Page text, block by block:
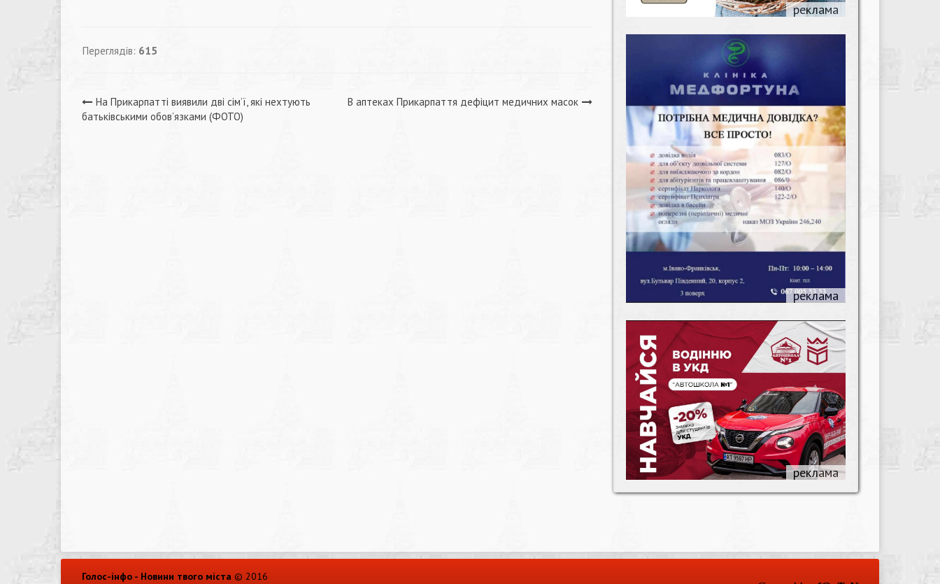
Переглядів: 615
Навігація
На Прикарпатті виявили дві сім’ї, які нехтують
батьківськими обов’язками (ФОТО)
В аптеках Прикарпаття дефіцит медичних масок
Голос-інфо - Новини твого міста © 2016